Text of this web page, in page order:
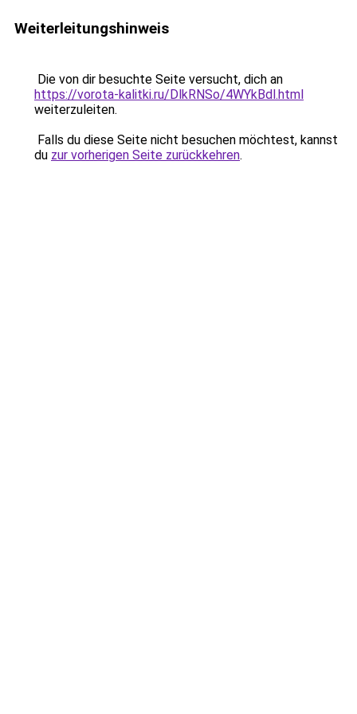
Weiterleitungshinweis
Die von dir besuchte Seite versucht, dich an
https://vorota-kalitki.ru/DlkRNSo/4WYkBdl.html
weiterzuleiten.
Falls du diese Seite nicht besuchen möchtest, kannst
du zur vorherigen Seite zurückkehren.